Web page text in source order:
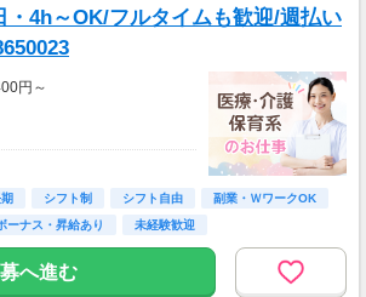
・4h～OK/フルタイムも歓迎/週払い
円～
時給1,400円×8h）
シフト制 シフト自由
副業・ＷワークOK
ーナス・昇給あり 未経験歓迎
へ進む